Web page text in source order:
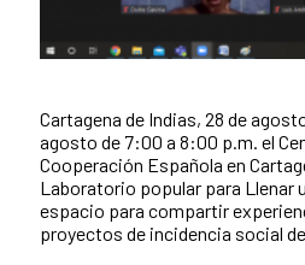
Contenido de la noticia
Cartagena de Indias, 28 de
agosto de 7:00 a 8:00 p.m. el
Cooperación Española en
Laboratorio popular para Llenar
espacio para compartir
proyectos de incidencia social